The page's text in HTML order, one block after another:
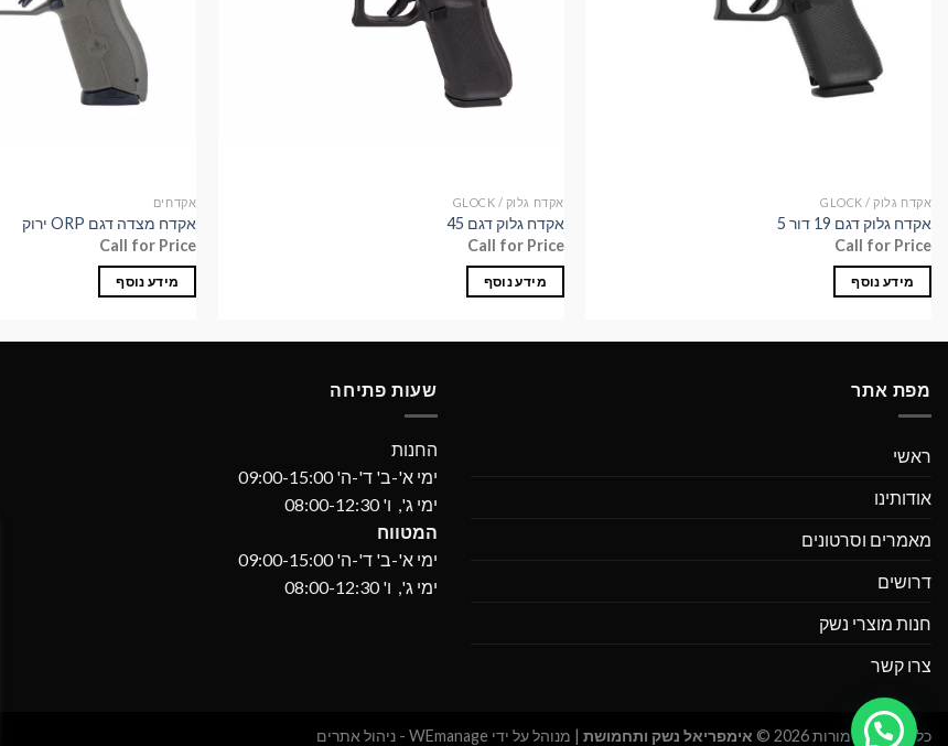
אקדח גלוק / GLOCK
אקדח גלוק דגם 19 דור 5
Call for Price
מידע נוסף
אקדח גלוק / GLOCK
אקדח גלוק דגם 45
Call for Price
מידע נוסף
אקדחים
אקדח מצדה דגם ORP ירוק
Call for Price
מידע נוסף
מפת אתר
ראשי
אודותינו
מאמרים וסרטונים
דרושים
חנות מוצרי נשק
צרו קשר
שעות פתיחה
החנות
ימי א'-ב' ד'-ה' 09:00-15:00
ימי ג', ו' 08:00-12:30
המטווח
ימי א'-ב' ד'-ה' 09:00-15:00
ימי ג', ו' 08:00-12:30
כל הזכויות שמורות 2026 © אימפריאל נשק ותחמושת | מנוהל על ידי WEmanage - ניהול אתרים